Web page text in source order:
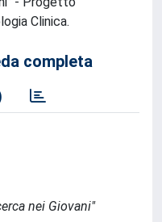
Clinica.
completa
nei Giovani"